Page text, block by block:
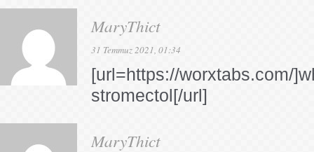
MaryThict
31 Temmuz 2021, 01:34
[url=https://worxtabs.com/
stromectol[/url]
MaryThict